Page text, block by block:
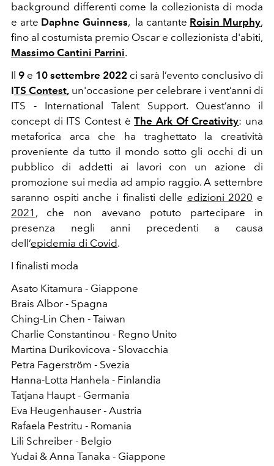
background differenti come la collezionista di moda
e arte Daphne Guinness, la cantante Roisin Murphy,
fino al costumista premio Oscar e collezionista d'abiti,
Massimo Cantini Parrini.
Il 9 e 10 settembre 2022 ci sarà l’evento conclusivo di
ITS Contest, un'occasione per celebrare i vent’anni di
ITS - International Talent Support. Quest’anno il
concept di ITS Contest èThe Ark Of Creativity: una
metaforica arca che ha traghettato la creatività
proveniente da tutto il mondo sotto gli occhi di un
pubblico di addetti ai lavori con un azione di
promozione sui media ad ampio raggio. A settembre
saranno ospiti anche i finalisti delle edizioni 2020 e
2021 , che non avevano potuto partecipare in
presenza negli anni precedenti a causa
dell’epidemia di Covid.
I finalisti moda
Asato Kitamura - Giappone
Brais Albor - Spagna
Ching-Lin Chen - Taiwan
Charlie Constantinou - Regno Unito
Martina Durikovicova - Slovacchia
Petra Fagerström - Svezia
Hanna-Lotta Hanhela - Finlandia
Tatjana Haupt - Germania
Eva Heugenhauser - Austria
Rafaela Pestritu - Romania
Lili Schreiber - Belgio
Yudai & Anna Tanaka - Giappone